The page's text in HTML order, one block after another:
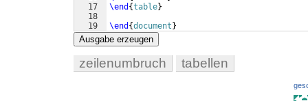
17
18
19
\end {table}
\end {document}
Ausgabe erzeugen
zeilenumbruch tabellen